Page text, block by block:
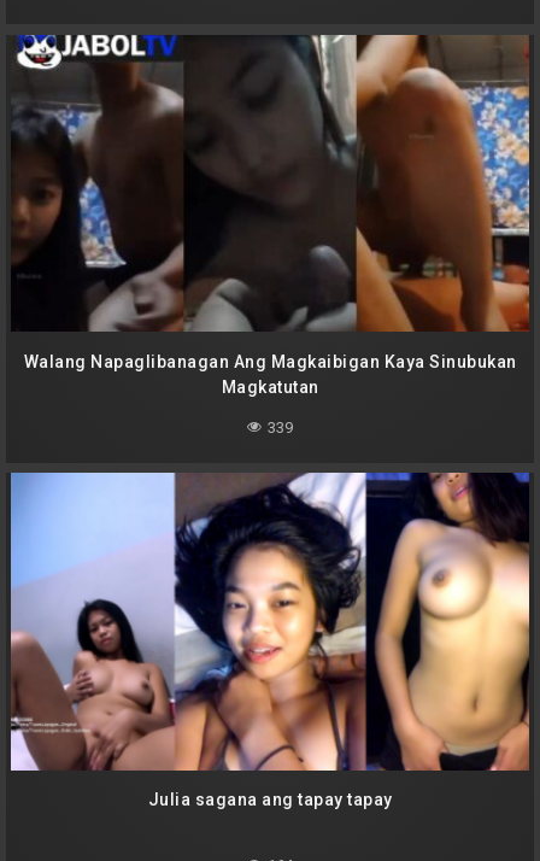
Walang Napaglibanagan Ang Magkaibigan Kaya Sinubukan
Magkatutan
339
Julia sagana ang tapay tapay